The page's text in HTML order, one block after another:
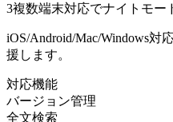
3複数端末対応でナイトモー
iOS/Android/Mac/Windows
援します。
対応機能
バージョン管理
全文検索